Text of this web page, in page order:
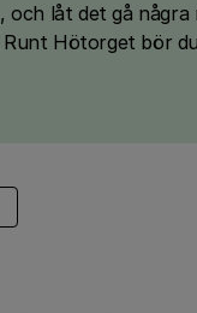
låt det gå några
Hötorget bör